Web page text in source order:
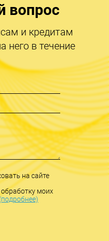
вопрос
и кредитам
него в течение
на сайте
моих